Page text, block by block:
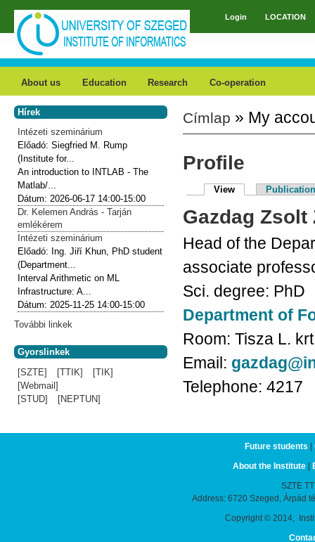
Skip to main content
Main menu
Login LOCATION
About us Education Research Co-operation
You are here
Címlap » My
Profile
Primary tabs
View (active tab)
Gazdag Zsolt
Head of the
associate
Sci. degree: PhD
Department of
Room: Tisza L.
Email:
Telephone: 4217
Hírek
Intézeti szeminárium
Előadó:Siegfried M. Rump
(Institute for...
An introduction to INTLAB - The
Matlab/...
Dátum: 2026-06-17 14:00-15:00
Dr. Kelemen András - Tarján
emlékérem
Intézeti szeminárium
Előadó: Ing. Jiří Khun, PhD student
(Department...
Interval Arithmetic on ML
Infrastructure: A...
Dátum: 2025-11-25 14:00-15:00
További linkek
Gyorslinkek
[SZTE]
[TTIK]
[TIK]
[Webmail]
[STUD]
[NEPTUN]
Future students |
About the Institute |
SZTE
Address: 6720 Szeged, Árpád
Copyright © 2014,